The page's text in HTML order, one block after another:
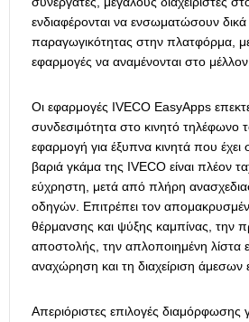
ενδιαφέρονται να ενσωματώσουν δικά
παραγωγικότητας στην πλατφόρμα,
εφαρμογές να αναμένονται στο μέλλον.
Οι εφαρμογές IVECO EasyApps
συνδεσιμότητα στο κινητό τηλέφωνο
εφαρμογή για έξυπνα κινητά που έχει
βαριά γκάμα της IVECO είναι πλέον
εύχρηστη, μετά από πλήρη
οδηγών. Επιτρέπει τον
θέρμανσης και ψύξης καμπίνας, την
αποστολής, την απλοποιημένη λίστα
αναχώρηση και τη διαχείριση άμεσων
Απεριόριστες επιλογές διαμόρφωσης